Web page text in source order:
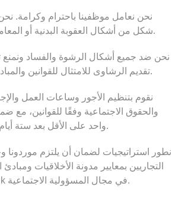
نحن نعامل موظفينا باحترام وكرامة.
شكل من أشكال العقوبة البدنية أو المعاملة اللاإنسانية.
نحن ضد جميع أشكال الرشوة والفساد ونمنع
تقديم الرشاوى للامتثال للقوانين والمبادئ ذات الصلة.
نقوم بتنظيم الأجور وساعات العمل
والحقوق الاجتماعية وفقًا للقوانين، مع
واحد على الأقل بعد ستة أيام عمل متتالية.
نطور استراتيجيات لضمان أن يلتزم موردونا
التجاريين بمعايير مدونة الأخلاقيات
Petek Plastik في مجال المسؤولية الاجتماعية.